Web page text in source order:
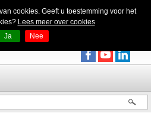
cookies. Geeft u toestemming voor het
Lees meer over cookies
Ja
Nee